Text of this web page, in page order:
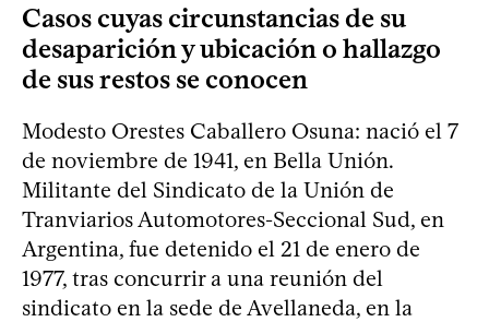
Casos cuyas circunstancias de su
desaparición y ubicación o hallazgo
de sus restos se conocen
Modesto Orestes Caballero Osuna: nació el 7
de noviembre de 1941, en Bella Unión.
Militante del Sindicato de la Unión de
Tranviarios Automotores-Seccional Sud, en
Argentina, fue detenido el 21 de enero de
1977, tras concurrir a una reunión del
sindicato en la sede de Avellaneda, en la